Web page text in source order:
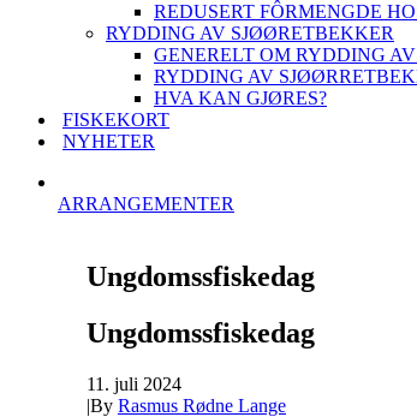
REDUSERT FÔRMENGDE
RYDDING AV SJØØRETBEKKER
GENERELT OM RYDDING
RYDDING AV
HVA KAN GJØRES?
FISKEKORT
NYHETER
ARRANGEMENTER
Ungdomssfiskedag
Ungdomssfiskedag
11. juli 2024
|By Rasmus Rødne Lange